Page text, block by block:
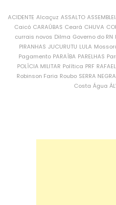
ACIDENTE Alcaçuz ASSALTO
Caicó CARAÚBAS Ceará CHUVA
currais novos Dilma Governo do RN
PIRANHAS JUCURUTU LULA
Pagamento PARAÍBA PARELHAS
POLÍCIA MILITAR Política PRF
Robinson Faria Roubo SERRA
Costa Água